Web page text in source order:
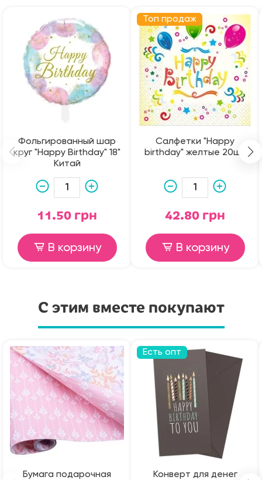
Фольгированный шар
круг "Happy Birthday" 18"
Китай
11.50 грн
В корзину
Топ продаж
Салфетки "Happy
birthday" желтые 20шт
42.80 грн
В корзину
С этим вместе покупают
Бумага подарочная
Есть опт
Конверт для денег